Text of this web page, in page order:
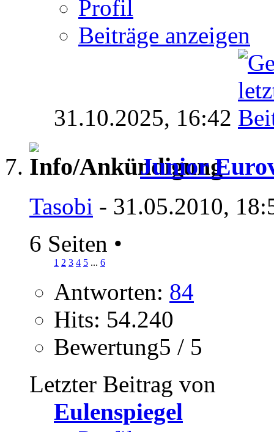
Profil
Beiträge anzeigen
31.10.2025, 16:42
Junior
Tasobi - 31.05.2010,
6 Seiten •
1 2 3 4 5 ... 6
Antworten: 84
Hits: 54.240
Bewertung5 / 5
Letzter Beitrag von
Eulenspiegel